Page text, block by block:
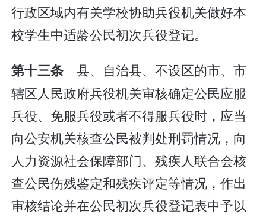
行政区域内有关学校协助兵役机关做好本
校学生中适龄公民初次兵役登记。
第十三条县、自治县、不设区的市、市
辖区人民政府兵役机关审核确定公民应服
兵役、免服兵役或者不得服兵役时，应当
向公安机关核查公民被判处刑罚情况，向
人力资源社会保障部门、残疾人联合会核
查公民伤残鉴定和残疾评定等情况，作出
审核结论并在公民初次兵役登记表中予以